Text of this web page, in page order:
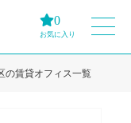
0
お気に入り
の賃貸オフィス一覧